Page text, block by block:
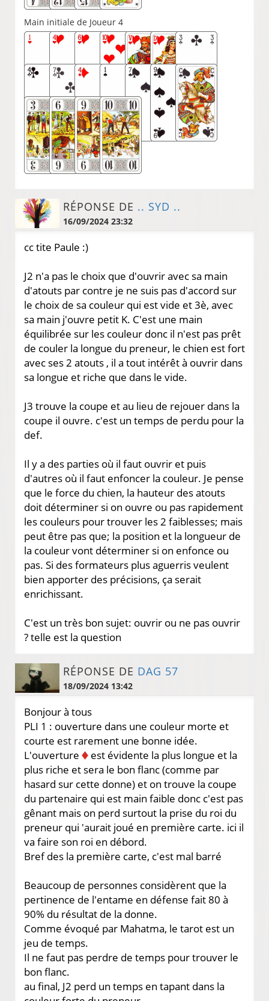
Main initiale de Joueur 4
RÉPONSE DE .. SYD ..
16/09/2024 23:32
cc tite Paule :)
J2 n'a pas le choix que d'ouvrir avec sa main
d'atouts par contre je ne suis pas d'accord sur
le choix de sa couleur qui est vide et 3è, avec
sa main j'ouvre petit K. C'est une main
équilibrée sur les couleur donc il n'est pas prêt
de couler la longue du preneur, le chien est fort
avec ses 2 atouts , il a tout intérêt à ouvrir dans
sa longue et riche que dans le vide.
J3 trouve la coupe et au lieu de rejouer dans la
coupe il ouvre. c'est un temps de perdu pour la
def.
Il y a des parties où il faut ouvrir et puis
d'autres où il faut enfoncer la couleur. Je pense
que le force du chien, la hauteur des atouts
doit déterminer si on ouvre ou pas rapidement
les couleurs pour trouver les 2 faiblesses; mais
peut être pas que; la position et la longueur de
la couleur vont déterminer si on enfonce ou
pas. Si des formateurs plus aguerris veulent
bien apporter des précisions, ça serait
enrichissant.
C'est un très bon sujet: ouvrir ou ne pas ouvrir
? telle est la question
RÉPONSE DE DAG 57
18/09/2024 13:42
Bonjour à tous
PLI 1 : ouverture dans une couleur morte et
courte est rarement une bonne idée.
L'ouverture
est évidente la plus longue et la
plus riche et sera le bon flanc (comme par
hasard sur cette donne) et on trouve la coupe
du partenaire qui est main faible donc c'est pas
gênant mais on perd surtout la prise du roi du
preneur qui 'aurait joué en première carte. ici il
va faire son roi en débord.
Bref des la première carte, c'est mal barré
Beaucoup de personnes considèrent que la
pertinence de l'entame en défense fait 80 à
90% du résultat de la donne.
Comme évoqué par Mahatma, le tarot est un
jeu de temps.
Il ne faut pas perdre de temps pour trouver le
bon flanc.
au final, J2 perd un temps en tapant dans la